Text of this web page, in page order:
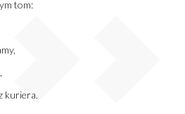
tom:
kuriera.